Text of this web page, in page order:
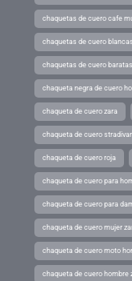
chaquetas de cuero cafe
chaquetas de cuero
chaquetas de cuero baratas
chaqueta negra de cuero
chaqueta de cuero zara
chaqueta de cuero
chaqueta de cuero roja
chaqueta de cuero para
chaqueta de cuero para
chaqueta de cuero mujer
chaqueta de cuero moto
chaqueta de cuero hombre